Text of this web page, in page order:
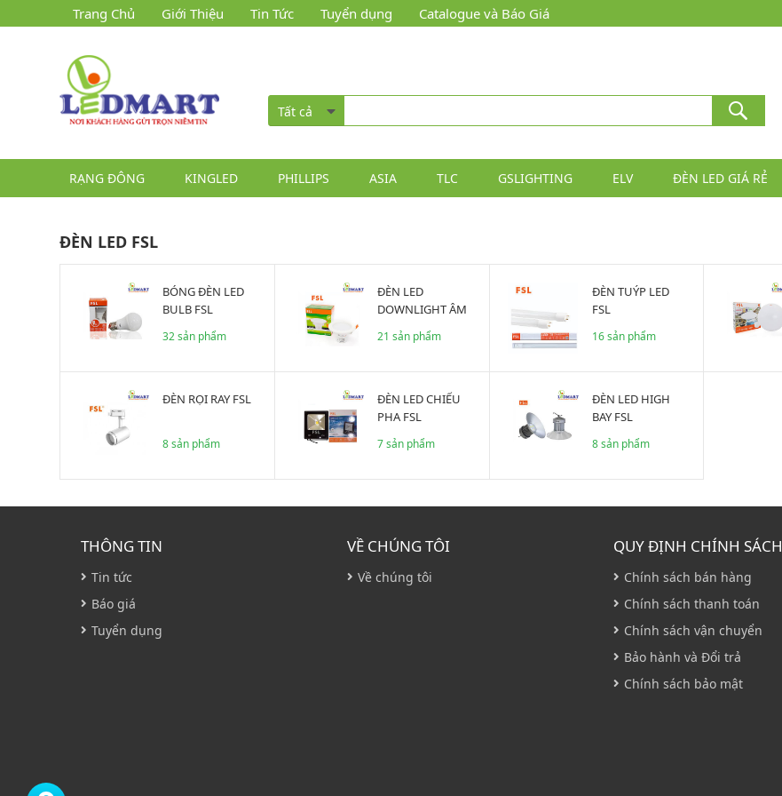
Trang Chủ Giới Thiệu Tin Tức Tuyển dụng Catalogue và Báo Giá
Tất cả
RẠNG ĐÔNG KINGLED PHILLIPS ASIA TLC GSLIGHTING ELV ĐÈN LED GIÁ RẺ
ĐÈN LED FSL
BÓNG ĐÈN LED
BULB FSL
32 sản phẩm
ĐÈN LED
DOWNLIGHT ÂM
TRẦN FSL
21 sản phẩm
ĐÈN TUÝP LED
FSL
16 sản phẩm
ĐÈN RỌI RAY FSL
8 sản phẩm
ĐÈN LED CHIẾU
PHA FSL
7 sản phẩm
ĐÈN LED HIGH
BAY FSL
8 sản phẩm
THÔNG TIN
Tin tức
Báo giá
Tuyển dụng
VỀ CHÚNG TÔI
Về chúng tôi
QUY ĐỊNH CHÍNH SÁCH
Chính sách bán hàng
Chính sách thanh toán
Chính sách vận chuyển
Bảo hành và Đổi trả
Chính sách bảo mật